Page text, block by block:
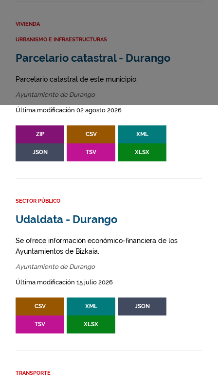
VIVIENDA
URBANISMO E INFRAESTRUCTURAS
Parcelario catastral - Durango
Parcelario catastral de este municipio.
Ayuntamiento de Durango
Última modificación 02 agosto 2026
ZIP CSV XML
JSON TSV XLSX
SECTOR PÚBLICO
Udaldata - Durango
Se ofrece información económico-financiera de los
Ayuntamientos de Bizkaia.
Ayuntamiento de Durango
Última modificación 15 julio 2026
CSV XML JSON
TSV XLSX
TRANSPORTE